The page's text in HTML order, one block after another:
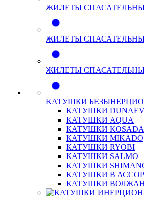
ЖИЛЕТЫ
ЖИЛЕТЫ
ЖИЛЕТЫ
КАТУШКИ
КАТУШКИ
КАТУШКИ AQUA
КАТУШКИ
КАТУШКИ MIKADO
КАТУШКИ RYOBI
КАТУШКИ SALMO
КАТУШКИ
КАТУШКИ В
КАТУШКИ